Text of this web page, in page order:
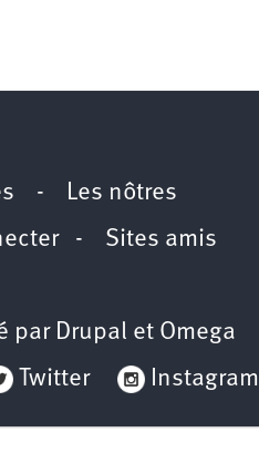
- Les nôtres
- Sites amis
par Drupal et Omega
Twitter Instagram